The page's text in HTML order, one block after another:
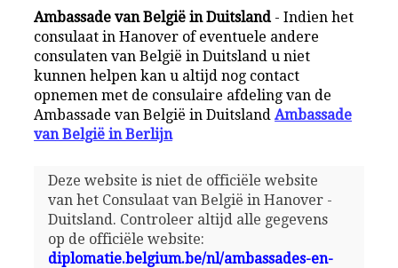
Ambassade van België in Duitsland - Indien het
consulaat in Hanover of eventuele andere
consulaten van België in Duitsland u niet
kunnen helpen kan u altijd nog contact
opnemen met de consulaire afdeling van de
Ambassade van België in Duitsland Ambassade
van België in Berlijn
Deze website is niet de officiële website
van het Consulaat van België in Hanover -
Duitsland. Controleer altijd alle gegevens
op de officiële website:
diplomatie.belgium.be/nl/ambassades-en-